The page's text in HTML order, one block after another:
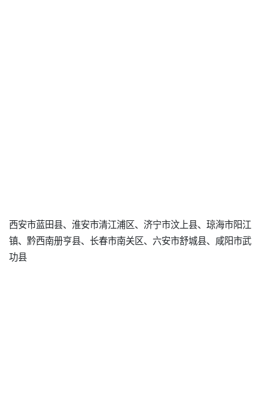
西安市蓝田县、淮安市清江浦区、济宁市汶上县、琼海市阳江
镇、黔西南册亨县、长春市南关区、六安市舒城县、咸阳市武
功县